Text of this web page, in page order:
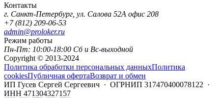
Контакты
г. Санкт-Петербург, ул. Салова 52А офис 208
+7 (812) 209-06-53
admin@proloker.ru
Режим работы
Пн-Пт: 10:00-18:00 Сб и Вс-выходной
Copyright © 2013-2024
Политика обработки персональных данныхПолитика
cookiesПубличная офертаВозврат и обмен
ИП Гусев Сергей Сергеевич · ОГРНИП 317470400078122 ·
ИНН 471304327157